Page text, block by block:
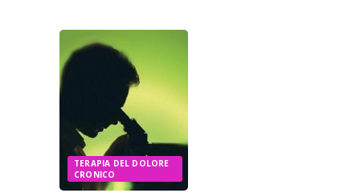
coach Elena ci racconta come la vulvodinia oggi
non sia più il suo inferno di…
Condividi:
Stampa LinkedIn
WhatsApp
TERAPIA DEL DOLORE
CRONICO